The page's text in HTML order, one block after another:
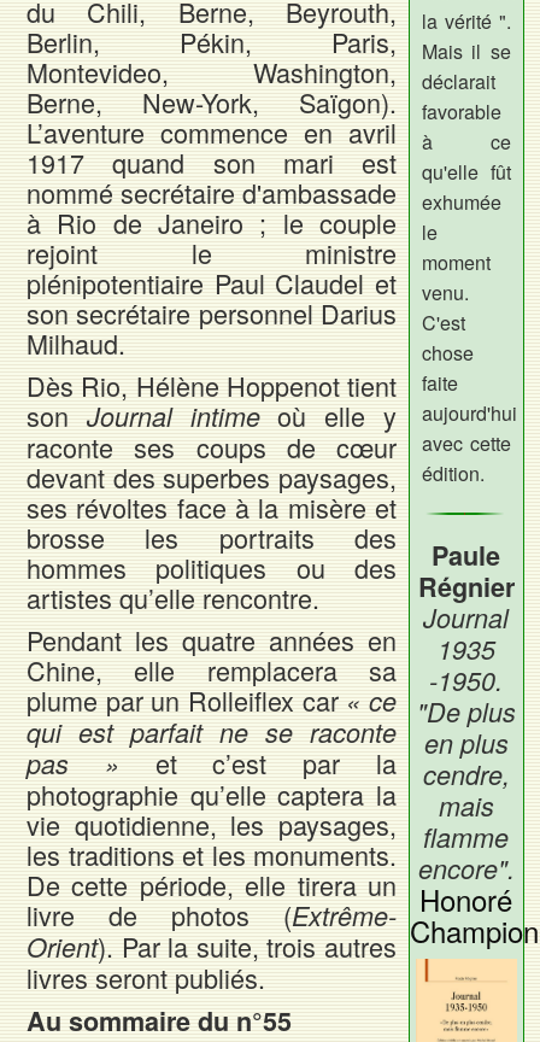
du Chili, Berne, Beyrouth,
Berlin, Pékin, Paris,
Montevideo, Washington,
Berne, New-York, Saïgon).
L’aventure commence en avril
1917 quand son mari est
nommé secrétaire d'ambassade
à Rio de Janeiro ; le couple
rejoint le ministre
plénipotentiaire Paul Claudel et
son secrétaire personnel Darius
Milhaud.
Dès Rio, Hélène Hoppenot tient
sonJournal intimeoù elle y
raconte ses coups de cœur
devant des superbes paysages,
ses révoltes face à la misère et
brosse les portraits des
hommes politiques ou des
artistes qu’elle rencontre.
Pendant les quatre années en
Chine, elle remplacera sa
plume par un Rolleiflex car « ce
qui est parfait ne se raconte
pas » et c’est par la
photographie qu’elle captera la
vie quotidienne, les paysages,
les traditions et les monuments.
De cette période, elle tirera un
livre de photos (Extrême-
Orient). Par la suite, trois autres
livres seront publiés.
Au sommaire du n°55
la vérité ".
Mais il se
déclarait
favorable
à ce
qu'elle fût
exhumée
le
moment
venu.
C'est
chose
faite
aujourd'hui
avec cette
édition.
Paule
Régnier
Journal
1935
-1950.
"De plus
en plus
cendre,
mais
flamme
encore".
Honoré
Champion